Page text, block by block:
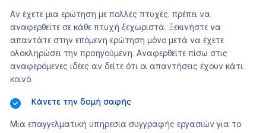
Αν έχετε μια ερώτηση με πολλές πτυχές, πρέπει να
αναφερθείτε σε κάθε πτυχή ξεχωριστά. Ξεκινήστε να
απαντάτε στην επόμενη ερώτηση μόνο μετά να έχετε
ολοκληρώσει την προηγούμενη. Αναφερθείτε πίσω στις
αναφερόμενες ιδέες αν δείτε ότι οι απαντήσεις έχουν κάτι
κοινό.
Κάνετε την δομή σαφής
Μια επαγγελματική υπηρεσία συγγραφής εργασιών για το